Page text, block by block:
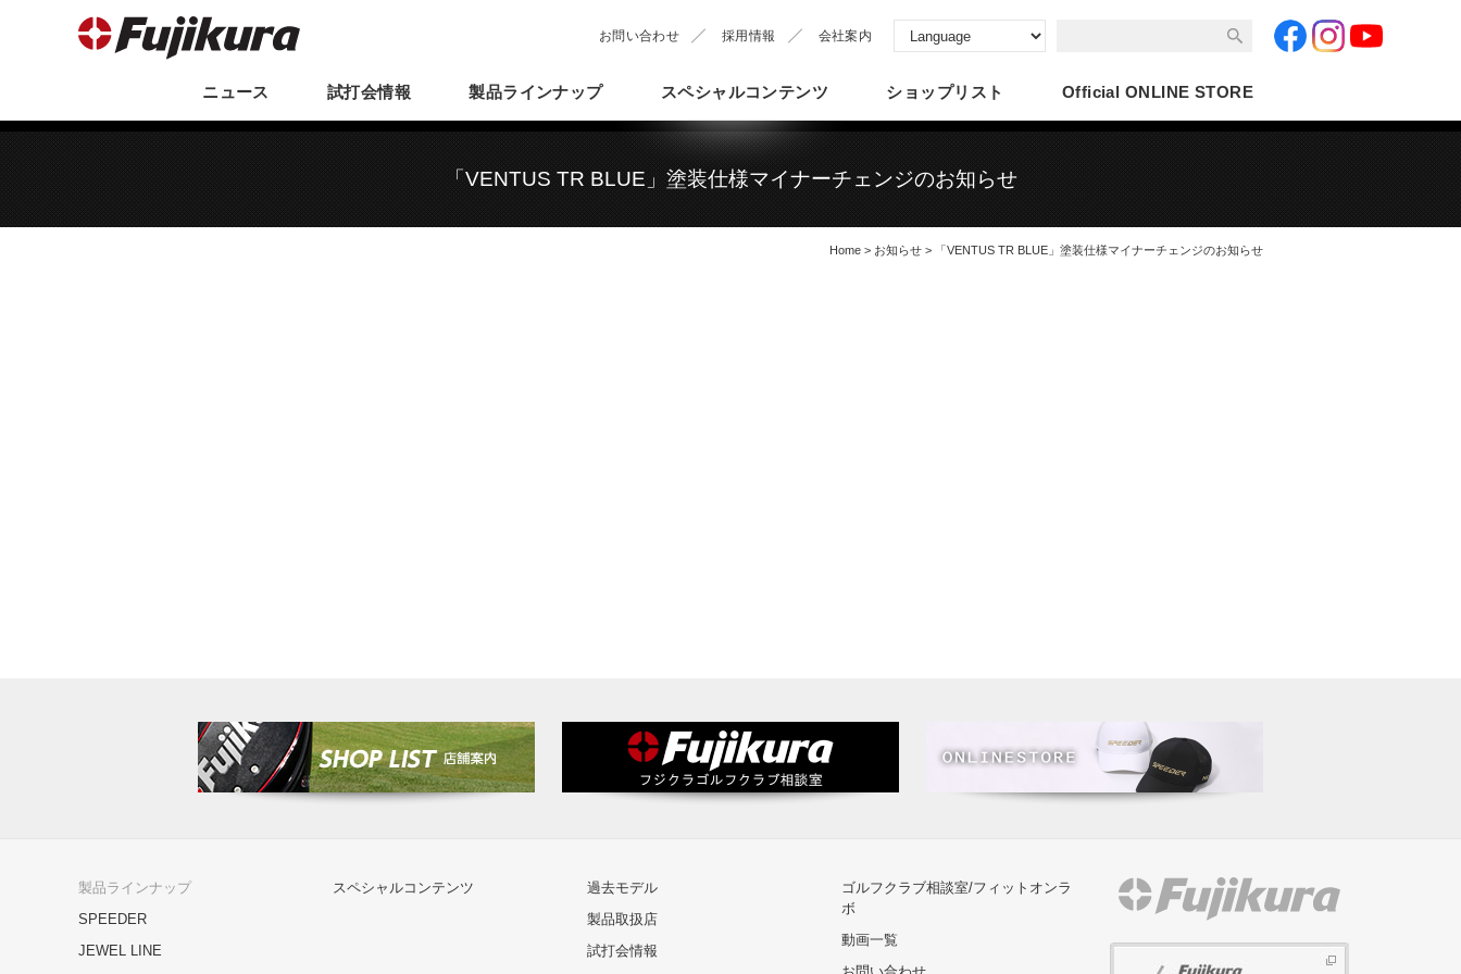
ニュース 試打会情報 製品ラインナップ スペシャルコンテンツ ショップリスト Official ONLINE STORE
お問い合わせ 採用情報 会社案内
「VENTUS TR BLUE」塗装仕様マイナーチェンジのお知らせ
Home > お知らせ > 「VENTUS TR BLUE」塗装仕様マイナーチェンジのお知らせ
製品ラインナップ
SPEEDER
JEWEL LINE
スペシャルコンテンツ
過去モデル
製品取扱店
試打会情報
ゴルフクラブ相談室/フィットオンラ
ボ
動画一覧